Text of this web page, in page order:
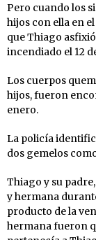
Pero cuando los
hijos con ella en
que Thiago
incendiado el 12
Los cuerpos
hijos, fueron
enero.
La policía
dos gemelos
Thiago y su
y hermana
producto de la
hermana fueron